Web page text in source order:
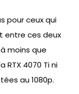
pour ceux qui
entre ces deux
moins que
RTX 4070 Ti ni
au 1080p.